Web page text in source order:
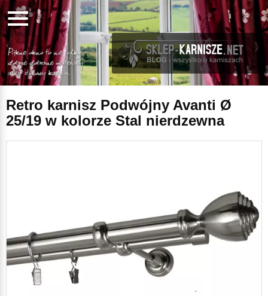
Retro karnisz Podwójny Avanti Ø
25/19 w kolorze Stal nierdzewna